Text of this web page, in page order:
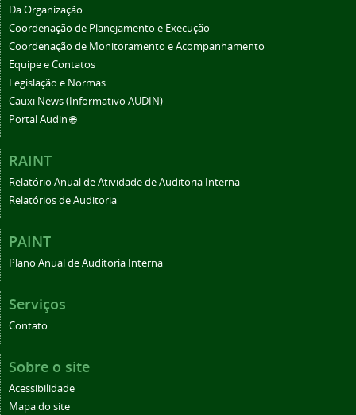
Da Organização
Coordenação de Planejamento e Execução
Coordenação de Monitoramento e Acompanhamento
Equipe e Contatos
Legislação e Normas
Cauxi News (Informativo AUDIN)
Portal Audin 🌐
RAINT
Relatório Anual de Atividade de Auditoria Interna
Relatórios de Auditoria
PAINT
Plano Anual de Auditoria Interna
Serviços
Contato
Sobre o site
Acessibilidade
Mapa do site